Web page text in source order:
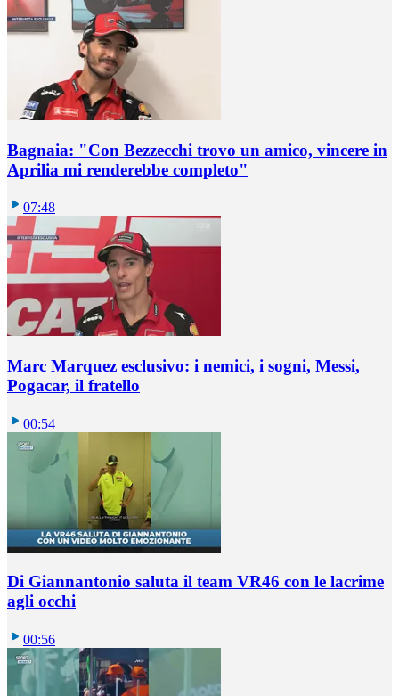
Bagnaia: "Con Bezzecchi trovo un amico, vincere in
Aprilia mi renderebbe completo"
07:48
Marc Marquez esclusivo: i nemici, i sogni, Messi,
Pogacar, il fratello
00:54
Di Giannantonio saluta il team VR46 con le lacrime
agli occhi
00:56